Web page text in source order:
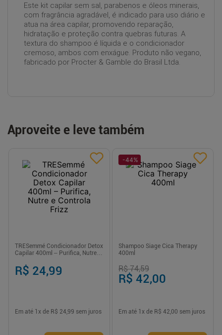
Este kit capilar sem sal, parabenos e óleos minerais,
com fragrância agradável, é indicado para uso diário e
atua na área capilar, promovendo reparação,
hidratação e proteção contra quebras futuras. A
textura do shampoo é líquida e o condicionador
cremoso, ambos com enxágue. Produto não vegano,
fabricado por Procter & Gamble do Brasil Ltda.
Aproveite e leve também
TRESemmé Condicionador Detox
Capilar 400ml – Purifica, Nutre e
R$ 24,99
Em até 1 x de R$ 24,99 sem juros
-44%
Shampoo Siage Cica Therapy
400ml
R$ 74,59
R$ 42,00
Em até 1 x de R$ 42,00 sem juros